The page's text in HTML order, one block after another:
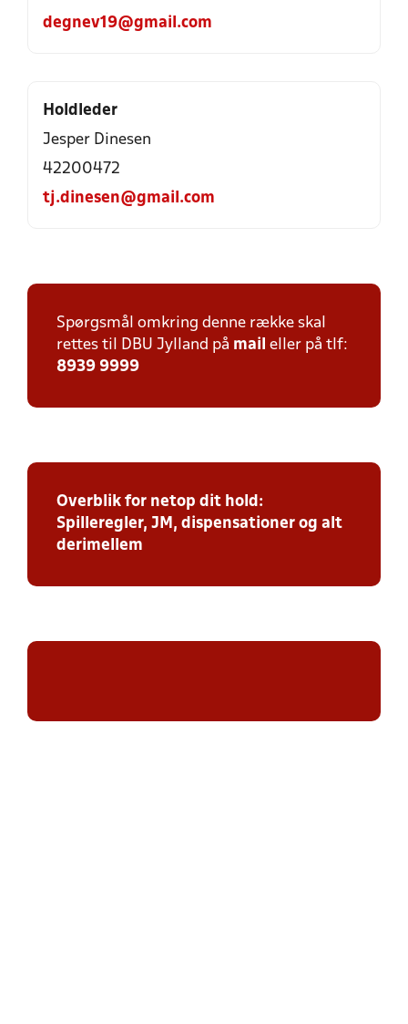
degnev19@gmail.com
Holdleder
Jesper Dinesen
42200472
tj.dinesen@gmail.com
Spørgsmål omkring denne række skal
rettes til DBU Jylland på mail eller på tlf:
8939 9999
Overblik for netop dit hold:
Spilleregler, JM, dispensationer og alt
derimellem